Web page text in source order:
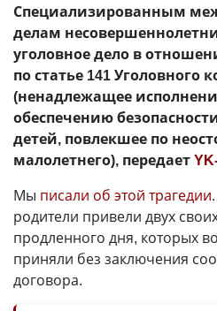
Специализированным
делам
уголовное дело в
по статье 141 Уголовного
(ненадлежащее
обеспечению
детей, повлекшее по
малолетнего), передает
Мы писали об этой трагедии
родители привели двух
продленного дня, которых
приняли без заключения
договора.